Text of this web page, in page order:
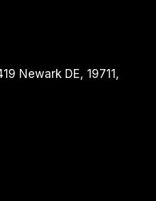
Newark DE, 19711,